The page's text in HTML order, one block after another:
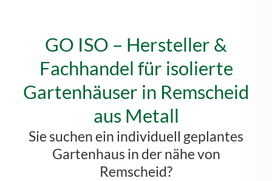
GO ISO – Hersteller &
Fachhandel für isolierte
Gartenhäuser in Remscheid
aus Metall
Sie suchen ein individuell geplantes
Gartenhaus in der nähe von
Remscheid?